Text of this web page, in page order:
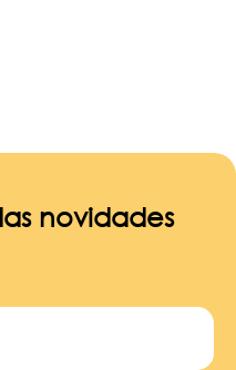
novidades